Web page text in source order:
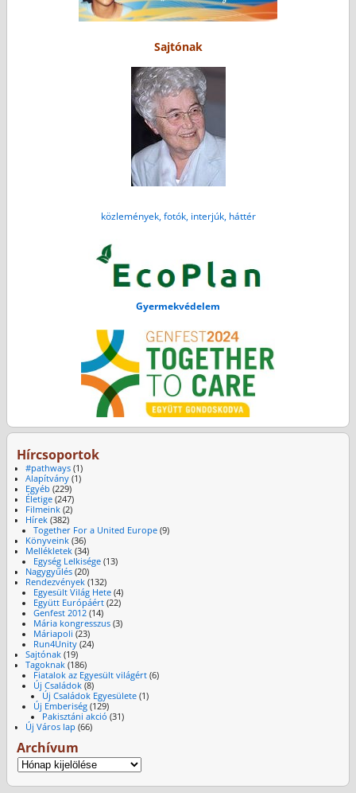
Sajtónak
közlemények, fotók, interjúk, háttér
Gyermekvédelem
Hírcsoportok
#pathways(1)
Alapítvány(1)
Egyéb (229)
Életige(247)
Filmeink(2)
Hírek(382)
Together For a United Europe (9)
Könyveink(36)
Mellékletek(34)
Egység Lelkisége (13)
Nagygyűlés(20)
Rendezvények(132)
Egyesült Világ Hete (4)
Együtt Európáért (22)
Genfest 2012 (14)
Mária kongresszus (3)
Máriapoli (23)
Run4Unity (24)
Sajtónak(19)
Tagoknak(186)
Fiatalok az Egyesült világért (6)
Új Családok (8)
Új Családok Egyesülete(1)
Új Emberiség (129)
Pakisztáni akció (31)
Új Város lap (66)
Archívum